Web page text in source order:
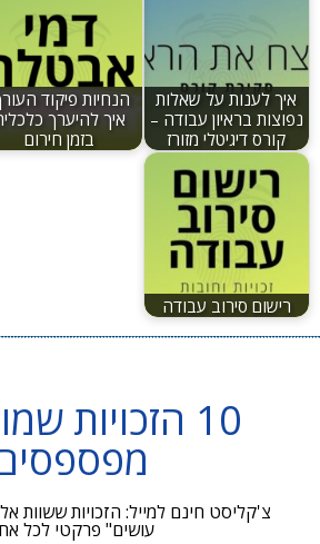
איך לענות על שאלות
נפוצות בראיון עבודה –
קורס דיגיטלי מזורז
הנחיות פיקוד
איך להיערך
בזמן חירום
רישום סירוב עבודה
10 הזכויות
צ'קליסט חינם למייל: הזכויות ששוות
עושים" פרקטי לכל